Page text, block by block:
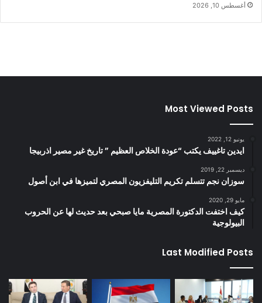
أغسطس 10, 2026
Most Viewed Posts
يونيو 12, 2022
ايدين تاغييف يكتب “عودة الخلاص العظيم ” تاريخ غير مصير اذربيجا
ديسمبر 22, 2019
سوزان نجم تتسلم تكريم التليفزيون المصري لتميزها في ابن أصول
مايو 29, 2020
كيف اختفت الدكتورة المصرية مايا صبحي بعد حديث لها عن الحروب
البيولوجية
Last Modified Posts